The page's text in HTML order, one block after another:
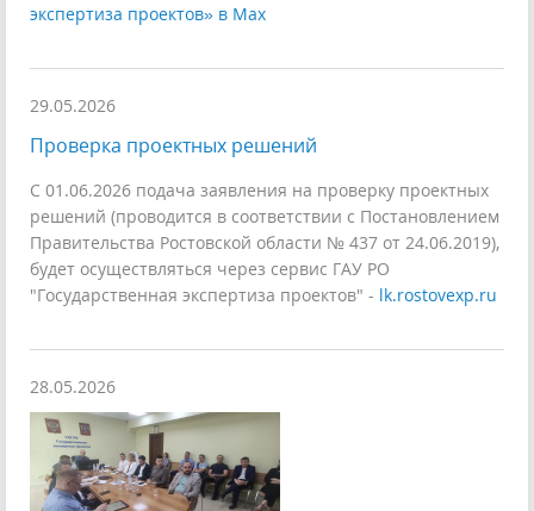
экспертиза проектов» в Max
29.05.2026
Проверка проектных решений
С 01.06.2026 подача заявления на проверку проектных
решений (проводится в соответствии с Постановлением
Правительства Ростовской области № 437 от 24.06.2019),
будет осуществляться через сервис ГАУ РО
"Государственная экспертиза проектов" - lk.rostovexp.ru
28.05.2026